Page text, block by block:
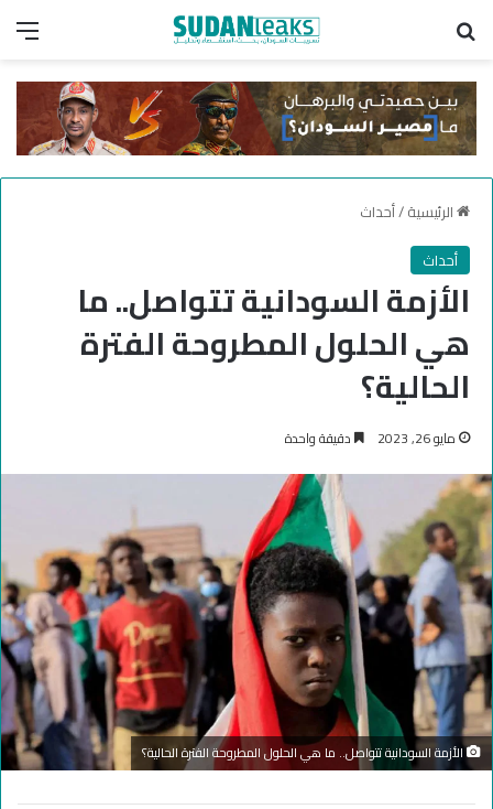
الرئيسية/أحداث
أحداث
الأزمة السودانية تتواصل.. ما
هي الحلول المطروحة الفترة
الحالية؟
مايو 26, 2023 دقيقة واحدة
الأزمة السودانية تتواصل.. ما هي الحلول المطروحة الفترة الحالية؟